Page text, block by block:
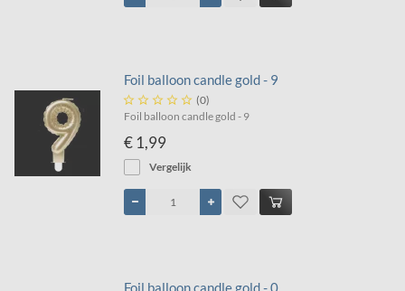
Foil balloon candle gold - 9
     (0)
Foil balloon candle gold - 9
€ 1,99
Vergelijk
Foil balloon candle gold - 0